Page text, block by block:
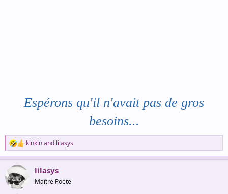
Espérons qu'il n'avait pas de gros
besoins...
R
e
a
c
t
i
kinkinand lilasys
lilasys
Maître Poète